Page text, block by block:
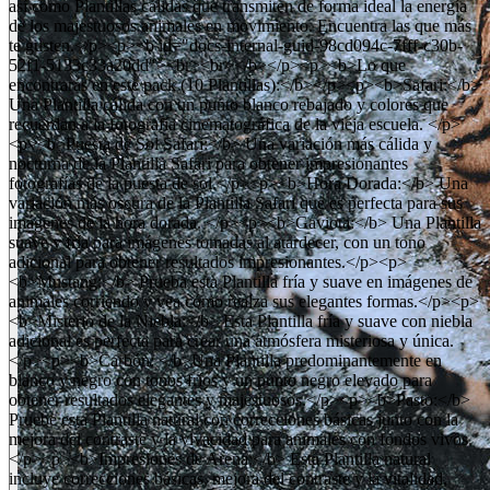
así como Plantillas cálidas que transmiten de forma ideal la energía
de los majestuosos animales en movimiento. Encuentra las que más
te gusten.</p><p><b id="docs-internal-guid-98cd094c-7fff-c30b-
52f1-5133c33a20dd"><br><br></b></p><p><b>Lo que
encontrarás en este pack (10 Plantillas):</b></p><p><b>Safari:</b>
Una Plantilla cálida con un punto blanco rebajado y colores que
recuerdan a la fotografía cinematográfica de la vieja escuela. </p>
<p><b>Puesta de Sol Safari:</b> Una variación más cálida y
nocturna de la Plantilla Safari para obtener impresionantes
fotografías de la puesta de sol.</p><p><b>Hora Dorada:</b> Una
variación más oscura de la Plantilla Safari que es perfecta para sus
imágenes de la hora dorada. </p><p><b>Gaviota:</b> Una Plantilla
suave y fría para imágenes tomadas al atardecer, con un tono
adicional para obtener resultados impresionantes.</p><p>
<b>Mustang:</b> Prueba esta Plantilla fría y suave en imágenes de
animales corriendo y vea cómo realza sus elegantes formas.</p><p>
<b>Misterio de la Niebla:</b> Esta Plantilla fría y suave con niebla
adicional es perfecta para crear una atmósfera misteriosa y única.
</p><p><b>Carbón: </b>Una Plantilla predominantemente en
blanco y negro con tonos fríos y un punto negro elevado para
obtener resultados elegantes y majestuosos.</p><p><b>Pasto:</b>
Pruebe esta Plantilla natural con correcciones básicas junto con la
mejora del contraste y la vivacidad para animales con fondos vivos.
</p><p><b>Impresiones de Arena:</b> Esta Plantilla natural
incluye correcciones básicas, mejora del contraste y la vitalidad,